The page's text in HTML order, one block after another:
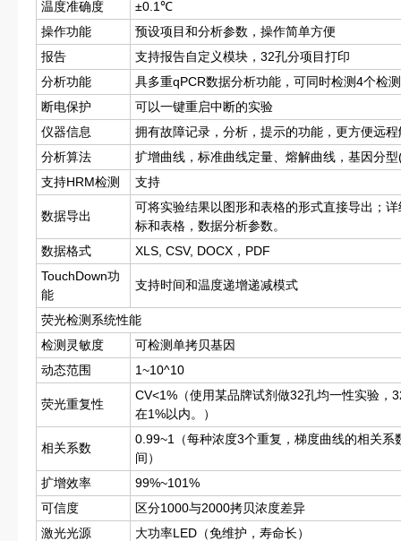
温度准确度
±0.1℃
操作功能
预设项目和分析参数，操作简单方便
报告
支持报告自定义模块，32孔分项目打印
分析功能
具多重qPCR数据分析功能，可同时检测4个检
断电保护
可以一键重启中断的实验
仪器信息
拥有故障记录，分析，提示的功能，更方便远
分析算法
扩增曲线，标准曲线定量、熔解曲线，基因分
支持HRM检测
支持
数据导出
可将实验结果以图形和表格的形式直接导出；
标和表格，数据分析参数。
数据格式
XLS, CSV, DOCX，PDF
TouchDown功
能
支持时间和温度递增递减模式
荧光检测系统性能
检测灵敏度
可检测单拷贝基因
动态范围
1~10^10
荧光重复性
CV<1%（使用某品牌试剂做32孔均一性实验，
在1%以内。）
相关系数
0.99~1（每种浓度3个重复，梯度曲线的相关
间）
扩增效率
99%~101%
可信度
区分1000与2000拷贝浓度差异
激光光源
大功率LED（免维护，寿命长）